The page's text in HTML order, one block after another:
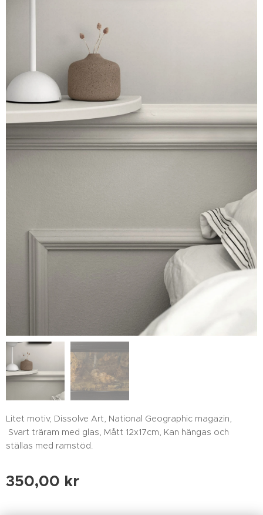
Litet motiv, Dissolve Art, National Geographic magazin,
Svart träram med glas, Mått 12x17cm, Kan hängas och
ställas med ramstöd.
350,00 kr